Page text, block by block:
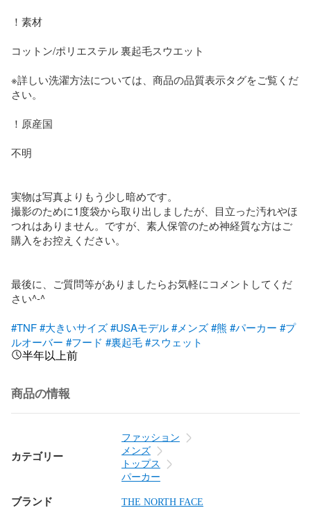
！素材
コットン/ポリエステル 裏起毛スウエット
※詳しい洗濯方法については、商品の品質表示タグをご覧くだ
さい。
！原産国
不明
実物は写真よりもう少し暗めです。
撮影のために1度袋から取り出しましたが、目立った汚れやほ
つれはありません。ですが、素人保管のため神経質な方はご
購入をお控えください。
最後に、ご質問等がありましたらお気軽にコメントしてくだ
さい^-^
#TNF#大きいサイズ#USAモデル#メンズ#熊 #パーカー #プ
ルオーバー #フード #裏起毛#スウェット
半年以上前
商品の情報
カテゴリー
ファッション
メンズ
トップス
パーカー
ブランド THE NORTH FACE